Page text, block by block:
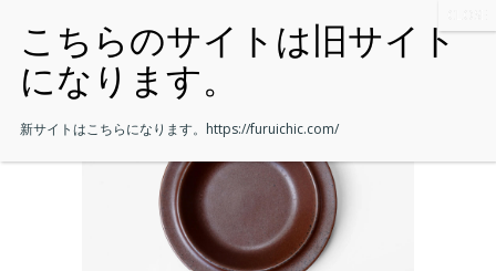
新サイトはこちらになります。 https://furuichic.com/